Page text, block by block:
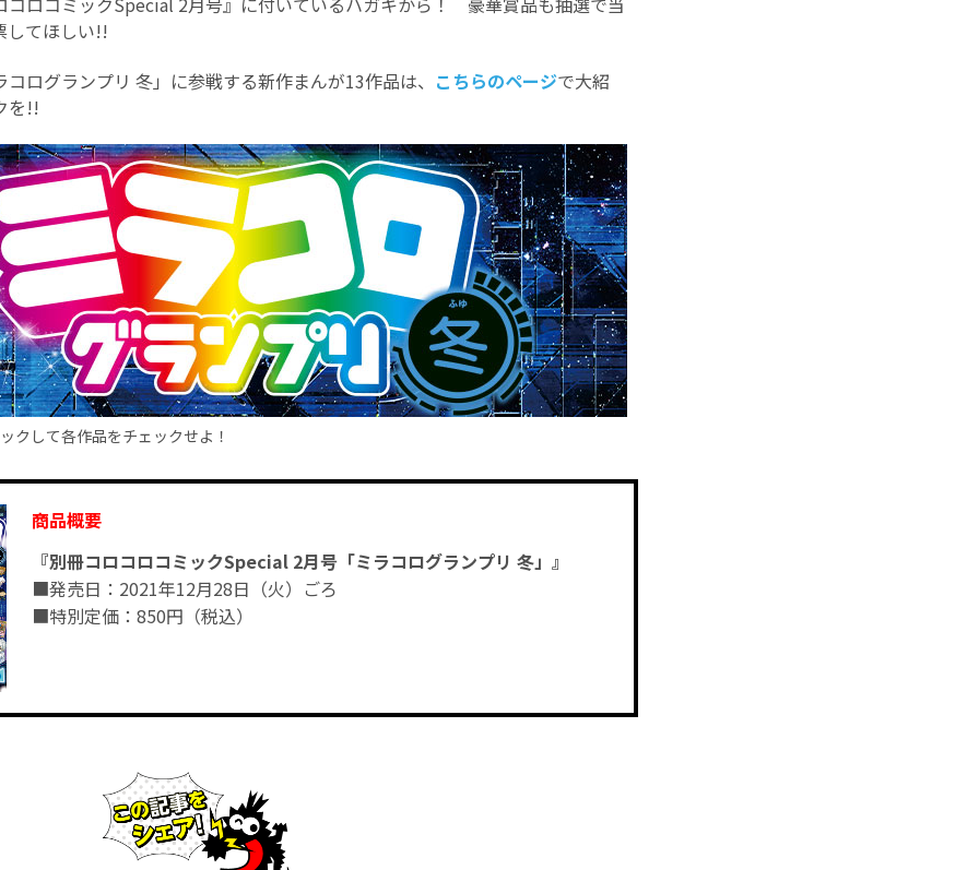
してほしい!!
ログランプリ 冬」に参戦する新作まんが13作品は、 こちらのページで大紹
を!!
クして各作品をチェックせよ！
商品概要
『別冊コロコロコミックSpecial 2月号「ミラコログランプリ 冬」』
■発売日：2021年12月28日（火）ごろ
■特別定価：850円（税込）